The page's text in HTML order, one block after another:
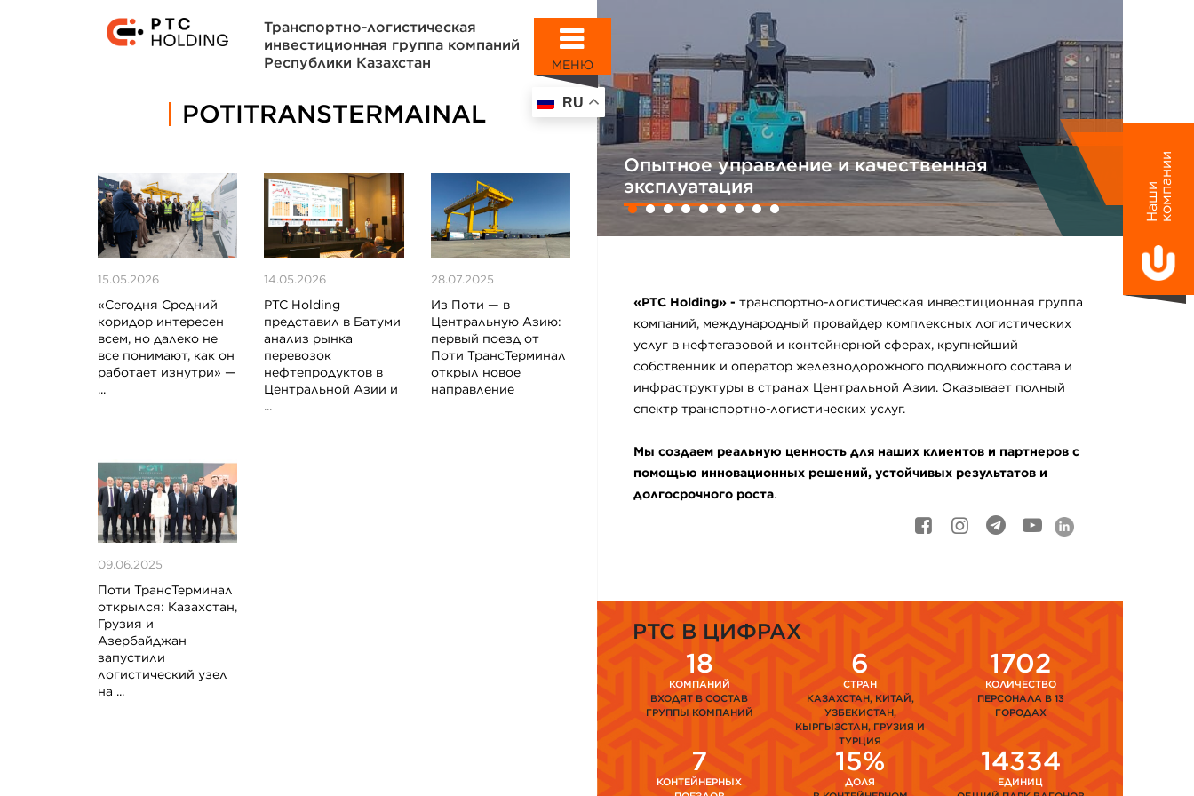
МЕНЮ
RU
Транспортно-логистическая
инвестиционная группа компаний
Республики Казахстан
POTITRANSTERMAINAL
15.05.2026
«Сегодня Средний
коридор интересен
всем, но далеко не
все понимают, как он
работает изнутри» —
...
14.05.2026
PTC Holding
представил в Батуми
анализ рынка
перевозок
нефтепродуктов в
Центральной Азии и
...
28.07.2025
Из Поти — в
Центральную Азию:
первый поезд от
Поти ТрансТерминал
открыл новое
направление
09.06.2025
Поти ТрансТерминал
открылся: Казахстан,
Грузия и
Азербайджан
запустили
логистический узел
на ...
Опытное управление и качественная
эксплуатация
«PTC Holding» - транспортно-логистическая инвестиционная группа
компаний, международный провайдер комплексных логистических
услуг в нефтегазовой и контейнерной сферах, крупнейший
собственник и оператор железнодорожного подвижного состава и
инфраструктуры в странах Центральной Азии. Оказывает полный
спектр транспортно-логистических услуг.
Мы создаем реальную ценность для наших клиентов и партнеров с
помощью инновационных решений, устойчивых результатов и
долгосрочного роста.
PTC В ЦИФРАХ
18
КОМПАНИЙ
ВХОДЯТ В СОСТАВ
ГРУППЫ КОМПАНИЙ
6
СТРАН
КАЗАХСТАН, КИТАЙ,
УЗБЕКИСТАН,
КЫРГЫЗСТАН, ГРУЗИЯ И
ТУРЦИЯ
1702
КОЛИЧЕСТВО
ПЕРСОНАЛА В 13
ГОРОДАХ
7
КОНТЕЙНЕРНЫХ
15%
ДОЛЯ
14334
ЕДИНИЦ
Н
а
ш
и
к
о
м
п
а
н
ии